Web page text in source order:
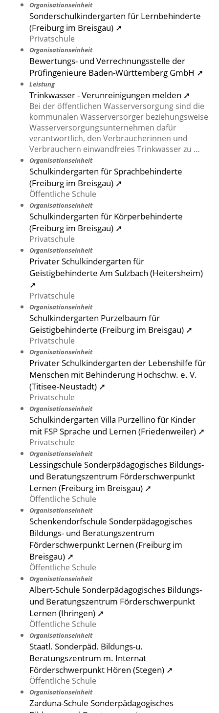
Organisationseinheit
Sonderschulkindergarten für Lernbehinderte
(Freiburg im Breisgau) ➚
Privatschule
Organisationseinheit
Bewertungs- und Verrechnungsstelle der
Prüfingenieure Baden-Württemberg GmbH ➚
Leistung
Trinkwasser - Verunreinigungen melden ➚
Bei der öffentlichen Wasserversorgung sind die
kommunalen Wasserversorger beziehungsweise
Wasserversorgungsunternehmen dafür
verantwortlich, den Verbraucherinnen und
Verbrauchern einwandfreies Trinkwasser zu …
Organisationseinheit
Schulkindergarten für Sprachbehinderte
(Freiburg im Breisgau) ➚
Öffentliche Schule
Organisationseinheit
Schulkindergarten für Körperbehinderte
(Freiburg im Breisgau) ➚
Privatschule
Organisationseinheit
Privater Schulkindergarten für
Geistigbehinderte Am Sulzbach (Heitersheim)
➚
Privatschule
Organisationseinheit
Schulkindergarten Purzelbaum für
Geistigbehinderte (Freiburg im Breisgau) ➚
Privatschule
Organisationseinheit
Privater Schulkindergarten der Lebenshilfe für
Menschen mit Behinderung Hochschw. e. V.
(Titisee-Neustadt) ➚
Privatschule
Organisationseinheit
Schulkindergarten Villa Purzellino für Kinder
mit FSP Sprache und Lernen (Friedenweiler) ➚
Privatschule
Organisationseinheit
Lessingschule Sonderpädagogisches Bildungs-
und Beratungszentrum Förderschwerpunkt
Lernen (Freiburg im Breisgau) ➚
Öffentliche Schule
Organisationseinheit
Schenkendorfschule Sonderpädagogisches
Bildungs- und Beratungszentrum
Förderschwerpunkt Lernen (Freiburg im
Breisgau) ➚
Öffentliche Schule
Organisationseinheit
Albert-Schule Sonderpädagogisches Bildungs-
und Beratungszentrum Förderschwerpunkt
Lernen (Ihringen) ➚
Öffentliche Schule
Organisationseinheit
Staatl. Sonderpäd. Bildungs-u.
Beratungszentrum m. Internat
Förderschwerpunkt Hören (Stegen) ➚
Öffentliche Schule
Organisationseinheit
Zarduna-Schule Sonderpädagogisches